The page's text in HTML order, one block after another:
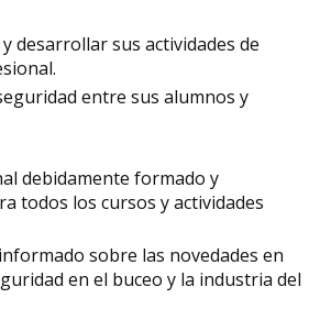
desarrollar sus actividades de
entre sus alumnos y
debidamente formado y
todos los cursos y actividades
sobre las novedades en
en el buceo y la industria del